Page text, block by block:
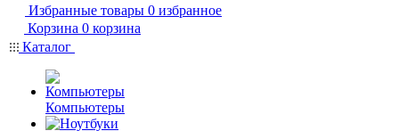
Избранные товары 0 избранное
Корзина 0 корзина
Каталог
Компьютеры